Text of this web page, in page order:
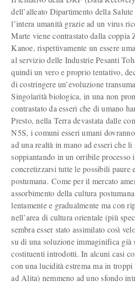
dell’alleato Dipartimento della
l’intera umanità grazie ad un virus
Marte viene contrastato dalla coppia
Kanoe, rispettivamente un essere
al servizio delle Industrie Pesanti
quindi un vero e proprio tentativo,
di costringere un’evoluzione
Singolarità biologica, in una non
contrastato da esseri che di umano
Presto, nella Terra devastata dalle
N5S, i comuni esseri umani
ad una realtà in mano ad esseri che li
soppiantando in un orribile processo
concretizzarsi tutte le possibili paure
postumana. Come per il mercato
assorbimento della cultura
lentamente e gradualmente ma con
nell’area di cultura orientale (più
sembra esser stato assimilato così
su di una soluzione immaginifica già
costituenti introdotti. In alcuni casi
con una lucidità estrema ma in troppi
ad Alita) nemmeno ad uno sfondo